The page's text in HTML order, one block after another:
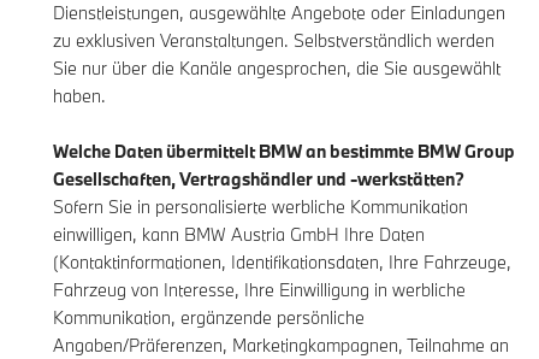
Dienstleistungen, ausgewählte Angebote oder Einladungen
zu exklusiven Veranstaltungen. Selbstverständlich werden
Sie nur über die Kanäle angesprochen, die Sie ausgewählt
haben.
Welche Daten übermittelt BMW an bestimmte BMW Group
Gesellschaften, Vertragshändler und -werkstätten?
Sofern Sie in personalisierte werbliche Kommunikation
einwilligen, kann BMW Austria GmbH Ihre Daten
(Kontaktinformationen, Identifikationsdaten, Ihre Fahrzeuge,
Fahrzeug von Interesse, Ihre Einwilligung in werbliche
Kommunikation, ergänzende persönliche
Angaben/Präferenzen, Marketingkampagnen, Teilnahme an